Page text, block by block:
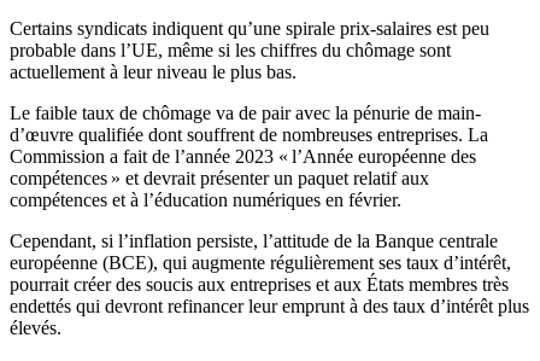
Certains syndicats indiquent qu’une spirale prix-salaires est peu
probable dans l’UE, même si les chiffres du chômage sont
actuellement à leur niveau le plus bas.
Le faible taux de chômage va de pair avec la pénurie de main-
d’œuvre qualifiée dont souffrent de nombreuses entreprises. La
Commission a fait de l’année 2023 « l’Année européenne des
compétences » et devrait présenter un paquet relatif aux
compétences et à l’éducation numériques en février.
Cependant, si l’inflation persiste, l’attitude de la Banque centrale
européenne (BCE), qui augmente régulièrement ses taux d’intérêt,
pourrait créer des soucis aux entreprises et aux États membres très
endettés qui devront refinancer leur emprunt à des taux d’intérêt plus
élevés.